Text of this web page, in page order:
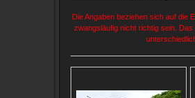
Die Angaben beziehen sich auf die
zwangsläufig nicht richtig sein.